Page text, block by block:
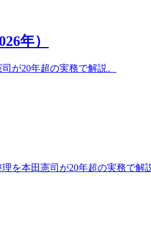
年）
が20年超の実務で解説。
を本田憲司が20年超の実務で解